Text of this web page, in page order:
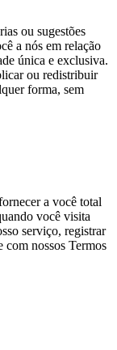
ou sugestões
a nós em relação
única e exclusiva.
ou redistribuir
forma, sem
a você total
você visita
serviço, registrar
com nossos Termos